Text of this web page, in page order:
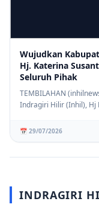
Wujudkan
Hj. Katerina
Seluruh Pihak
TEMBILAHAN
Indragiri Hilir (Inhil), Hj
📅 29/07/2026
INDRAGIRI